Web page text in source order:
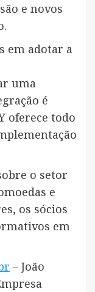
e novos
em adotar a
uma
é
oferece todo
o setor
e
os sócios
em
– João